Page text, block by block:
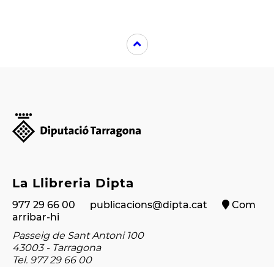
La Llibreria Dipta
977 29 66 00 publicacions@dipta.cat
Com
arribar-hi
Passeig de Sant Antoni 100
43003 - Tarragona
Tel. 977 29 66 00